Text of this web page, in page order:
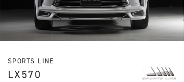
SPORTS LINE
LX570